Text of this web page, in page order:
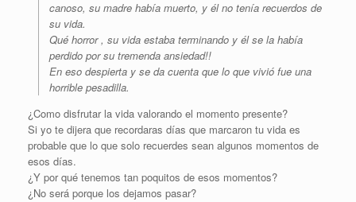
canoso, su madre había muerto, y él no tenía recuerdos de
su vida.
Qué horror , su vida estaba terminando y él se la había
perdido por su tremenda ansiedad!!
En eso despierta y se da cuenta que lo que vivió fue una
horrible pesadilla.
¿Como disfrutar la vida valorando el momento presente?
Si yo te dijera que recordaras días que marcaron tu vida es
probable que lo que solo recuerdes sean algunos momentos de
esos días.
¿Y por qué tenemos tan poquitos de esos momentos?
¿No será porque los dejamos pasar?